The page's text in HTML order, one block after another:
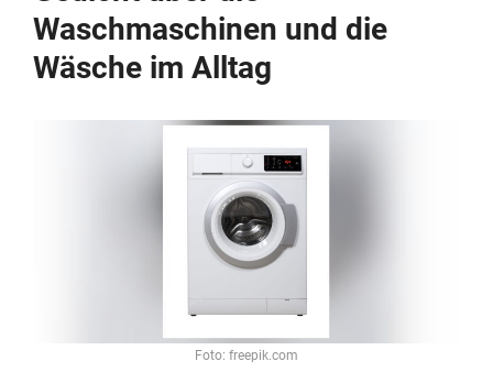
Waschmaschinen und die
Wäsche im Alltag
Foto: freepik.com